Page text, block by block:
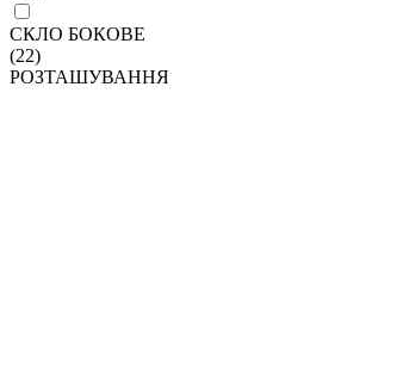
СКЛО БОКОВЕ
(22)
РОЗТАШУВАННЯ